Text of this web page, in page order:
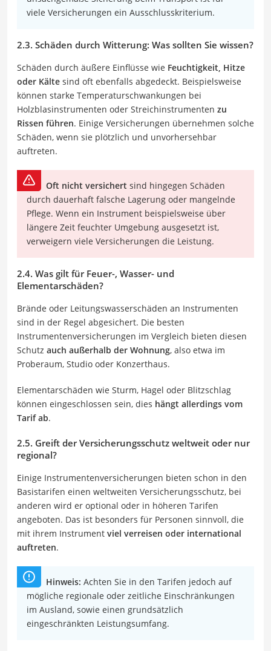
viele Versicherungen ein Ausschlusskriterium.
2.3. Schäden durch Witterung: Was sollten Sie wissen?
Schäden durch äußere Einflüsse wie Feuchtigkeit, Hitze
oder Kälte sind oft ebenfalls abgedeckt. Beispielsweise
können starke Temperaturschwankungen bei
Holzblasinstrumenten oder Streichinstrumenten zu
Rissen führen. Einige Versicherungen übernehmen solche
Schäden, wenn sie plötzlich und unvorhersehbar
auftreten.
Oft nicht versichert sind hingegen Schäden
durch dauerhaft falsche Lagerung oder mangelnde
Pflege. Wenn ein Instrument beispielsweise über
längere Zeit feuchter Umgebung ausgesetzt ist,
verweigern viele Versicherungen die Leistung.
2.4. Was gilt für Feuer-, Wasser- und
Elementarschäden?
Brände oder Leitungswasserschäden an Instrumenten
sind in der Regel abgesichert. Die besten
Instrumentenversicherungen im Vergleich bieten diesen
Schutz auch außerhalb der Wohnung, also etwa im
Proberaum, Studio oder Konzerthaus.
Elementarschäden wie Sturm, Hagel oder Blitzschlag
können eingeschlossen sein, dies hängt allerdings vom
Tarif ab.
2.5. Greift der Versicherungsschutz weltweit oder nur
regional?
Einige Instrumentenversicherungen bieten schon in den
Basistarifen einen weltweiten Versicherungsschutz, bei
anderen wird er optional oder in höheren Tarifen
angeboten. Das ist besonders für Personen sinnvoll, die
mit ihrem Instrument viel verreisen oder international
auftreten.
Hinweis: Achten Sie in den Tarifen jedoch auf
mögliche regionale oder zeitliche Einschränkungen
im Ausland, sowie einen grundsätzlich
eingeschränkten Leistungsumfang.